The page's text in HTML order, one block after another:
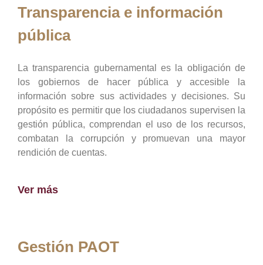
Transparencia e información
pública
La transparencia gubernamental es la obligación de
los gobiernos de hacer pública y accesible la
información sobre sus actividades y decisiones. Su
propósito es permitir que los ciudadanos supervisen la
gestión pública, comprendan el uso de los recursos,
combatan la corrupción y promuevan una mayor
rendición de cuentas.
Ver más
Gestión PAOT